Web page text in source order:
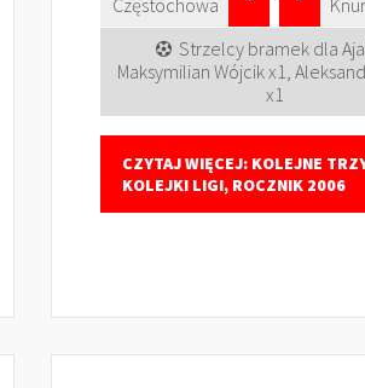
Częstochowa
Strzelcy bramek dla
Maksymilian Wójcik x1,
x1
CZYTAJ WIĘCEJ: KOLEJNE
KOLEJKI LIGI, ROCZNIK 2006